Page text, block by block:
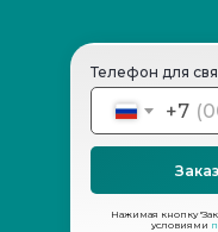
Нажимая кнопку
условиями
Телефон для
+7